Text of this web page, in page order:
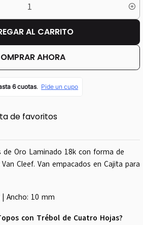
AL CARRITO
AHORA
de favoritos
de Oro Laminado 18k con forma de
Cleef. Van empacados en Cajita para
Ancho: 10 mm
con Trébol de Cuatro Hojas?